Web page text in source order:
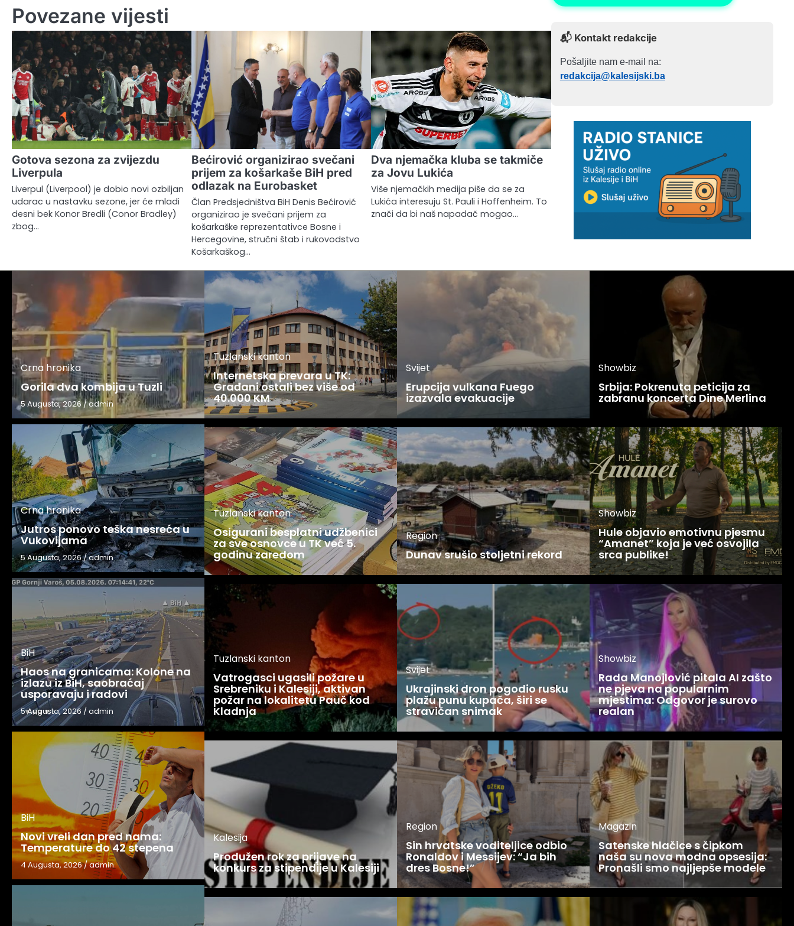
Povezane vijesti
Gotova sezona za zvijezdu
Liverpula
Liverpul (Liverpool) je dobio novi ozbiljan
udarac u nastavku sezone, jer će mladi
desni bek Konor Bredli (Conor Bradley)
zbog…
Bećirović organizirao svečani
prijem za košarkaše BiH pred
odlazak na Eurobasket
Član Predsjedništva BiH Denis Bećirović
organizirao je svečani prijem za
košarkaške reprezentativce Bosne i
Hercegovine, stručni štab i rukovodstvo
Košarkaškog…
Dva njemačka kluba se takmiče
za Jovu Lukića
Više njemačkih medija piše da se za
Lukića interesuju St. Pauli i Hoffenheim. To
znači da bi naš napadač mogao…
📬 Kontakt redakcije
Pošaljite nam e-mail na:
redakcija@kalesijski.ba
Crna hronika
Gorila dva kombija u Tuzli
5 Augusta, 2026/admin
Crna hronika
Jutros ponovo teška nesreća u
Vukovijama
5 Augusta, 2026/admin
BiH
Haos na granicama: Kolone na
izlazu iz BiH, saobraćaj
usporavaju i radovi
5 Augusta, 2026 /admin
BiH
Novi vreli dan pred nama:
Temperature do 42 stepena
4 Augusta, 2026/admin
Tuzlanski kanton
Internetska prevara u TK:
Građani ostali bez više od
40.000 KM
Tuzlanski kanton
Osigurani besplatni udžbenici
za sve osnovce u TK već 5.
godinu zaredom
Tuzlanski kanton
Vatrogasci ugasili požare u
Srebreniku i Kalesiji, aktivan
požar na lokalitetu Pauč kod
Kladnja
Kalesija
Produžen rok za prijave na
konkurs za stipendije u Kalesiji
Svijet
Erupcija vulkana Fuego
izazvala evakuacije
Region
Dunav srušio stoljetni rekord
Svijet
Ukrajinski dron pogodio rusku
plažu punu kupača, širi se
stravičan snimak
Region
Sin hrvatske voditeljice odbio
Ronaldov i Messijev: “Ja bih
dres Bosne!”
Showbiz
Srbija: Pokrenuta peticija za
zabranu koncerta Dine Merlina
Showbiz
Hule objavio emotivnu pjesmu
“Amanet” koja je već osvojila
srca publike!
Showbiz
Rada Manojlović pitala AI zašto
ne pjeva na popularnim
mjestima: Odgovor je surovo
realan
Magazin
Satenske hlačice s čipkom
naša su nova modna opsesija:
Pronašli smo najljepše modele